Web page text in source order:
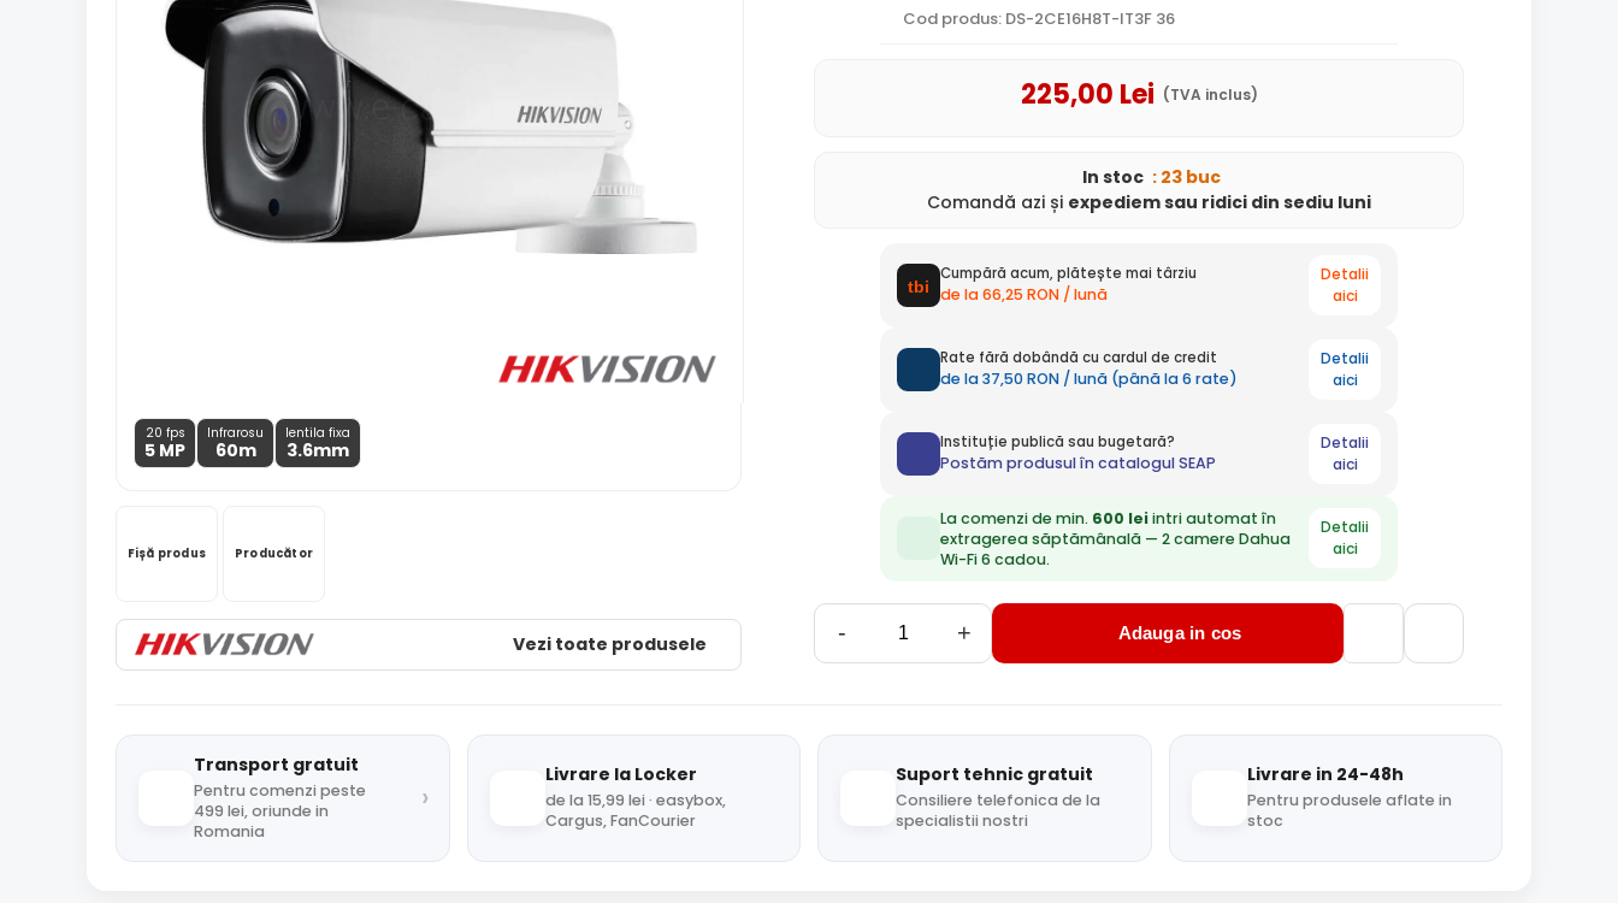
20 fps
5 MP
Infrarosu
60m
lentila fixa
3.6mm
Fișă produs Producător
Vezi toate produsele
Cod produs: DS-2CE16H8T-IT3F 36
225,00 Lei (TVA inclus)
In stoc : 23 buc
Comandă azi și expediemsau ridici din sediu luni
Cumpără acum, plătește mai târziu
de la 66,25 RON / lună
Detalii
aici
Rate fără dobândă cu cardul de credit
de la 37,50 RON / lună (până la 6 rate)
Detalii
aici
Instituție publică sau bugetară?
Postăm produsul în catalogul SEAP
Detalii
aici
La comenzi de min. 600 leiintri automat în
extragerea săptămânală — 2 camere Dahua
Wi-Fi 6 cadou.
Detalii
aici
- + Adauga in cos
Transport gratuit
Pentru comenzi peste
499 lei, oriunde in
Romania
›
Livrare la Locker
de la 15,99 lei · easybox,
Cargus, FanCourier
Suport tehnic gratuit
Consiliere telefonica de la
specialistii nostri
Livrare in 24-48h
Pentru produsele aflate in
stoc